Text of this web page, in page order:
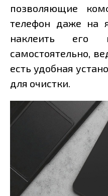
позволяющие
телефон даже на
наклеить
самостоятельно,
есть удобная
для очистки.